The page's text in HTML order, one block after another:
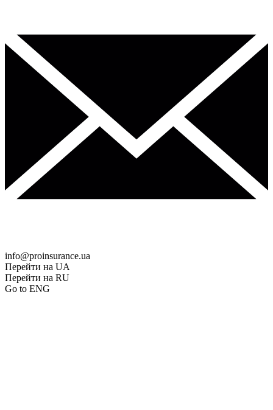
info@proinsurance.ua
Перейти на UA
Перейти на RU
Go to ENG